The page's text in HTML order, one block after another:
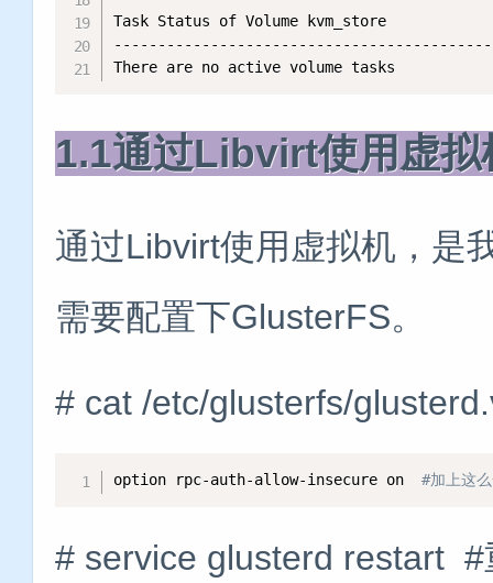
Task Status of Volume kvm_store
There are no active volume tasks
1.1通过Libvirt使用虚拟
通过Libvirt使用虚拟机，是
需要配置下GlusterFS。
# cat /etc/glusterfs/
option rpc-auth-allow-insecure on #加上这
# service glusterd restart